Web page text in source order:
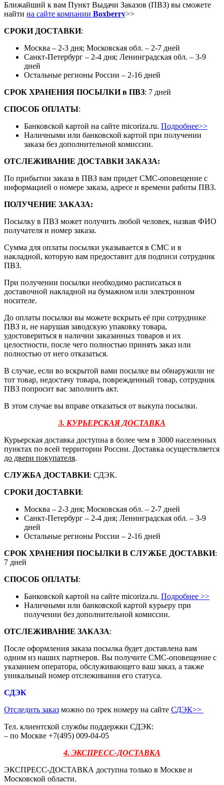
Ближайший к вам Пункт Выдачи Заказов (ПВЗ) вы сможете
найти на сайте компании Boxberry>>
СРОКИ ДОСТАВКИ:
Москва – 2-3 дня; Московская обл. – 2-7 дней
Санкт-Петербург – 2-4 дня; Ленинградская обл. – 3-9
дней
Остальные регионы России – 2-16 дней
СРОК ХРАНЕНИЯ ПОСЫЛКИ в ПВЗ: 7 дней
СПОСОБ ОПЛАТЫ:
Банковской картой на сайте micoriza.ru. Подробнее>>
Наличными или банковской картой при получении
заказа без дополнительной комиссии.
ОТСЛЕЖИВАНИЕ ДОСТАВКИ ЗАКАЗА:
По прибытии заказа в ПВЗ вам придет СМС-оповещение с
информацией о номере заказа, адресе и времени работы ПВЗ.
ПОЛУЧЕНИЕ ЗАКАЗА:
Посылку в ПВЗ может получить любой человек, назвав ФИО
получателя и номер заказа.
Сумма для оплаты посылки указывается в СМС и в
накладной, которую вам предоставит для подписи сотрудник
ПВЗ.
При получении посылки необходимо расписаться в
доставочной накладной на бумажном или электронном
носителе.
До оплаты посылки вы можете вскрыть её при сотруднике
ПВЗ и, не нарушая заводскую упаковку товара,
удостовериться в наличии заказанных товаров и их
целостности, после чего полностью принять заказ или
полностью от него отказаться.
В случае, если во вскрытой вами посылке вы обнаружили не
тот товар, недостачу товара, поврежденный товар, сотрудник
ПВЗ попросит вас заполнить акт.
В этом случае вы вправе отказаться от выкупа посылки.
3. КУРЬЕРСКАЯ ДОСТАВКА
Курьерская доставка доступна в более чем в 3000 населенных
пунктах по всей территории России. Доставка осуществляется
до двери покупателя.
СЛУЖБА ДОСТАВКИ: СДЭК.
СРОКИ ДОСТАВКИ:
Москва – 2-3 дня; Московская обл. – 2-7 дней
Санкт-Петербург – 2-4 дня; Ленинградская обл. – 3-9
дней
Остальные регионы России – 2-16 дней
СРОК ХРАНЕНИЯ ПОСЫЛКИ В СЛУЖБЕ ДОСТАВКИ:
7 дней
СПОСОБ ОПЛАТЫ:
Банковской картой на сайте micoriza.ru. Подробнее >>
Наличными или банковской картой курьеру при
получении без дополнительной комиссии.
ОТСЛЕЖИВАНИЕ ЗАКАЗА:
После оформления заказа посылка будет доставлена вам
одним из наших партнеров. Вы получите СМС-оповещение с
указанием оператора, обслуживающего ваш заказ, а также
уникальный номер отслеживания его статуса.
СДЭК
Отследить заказ можно по трек номеру на сайте СДЭК>>
Тел. клиентской службы поддержки СДЭК:
– по Москве +7(495) 009-04-05
4. ЭКСПРЕСС-ДОСТАВКА
ЭКСПРЕСС-ДОСТАВКА доступна только в Москве и
Московской области.